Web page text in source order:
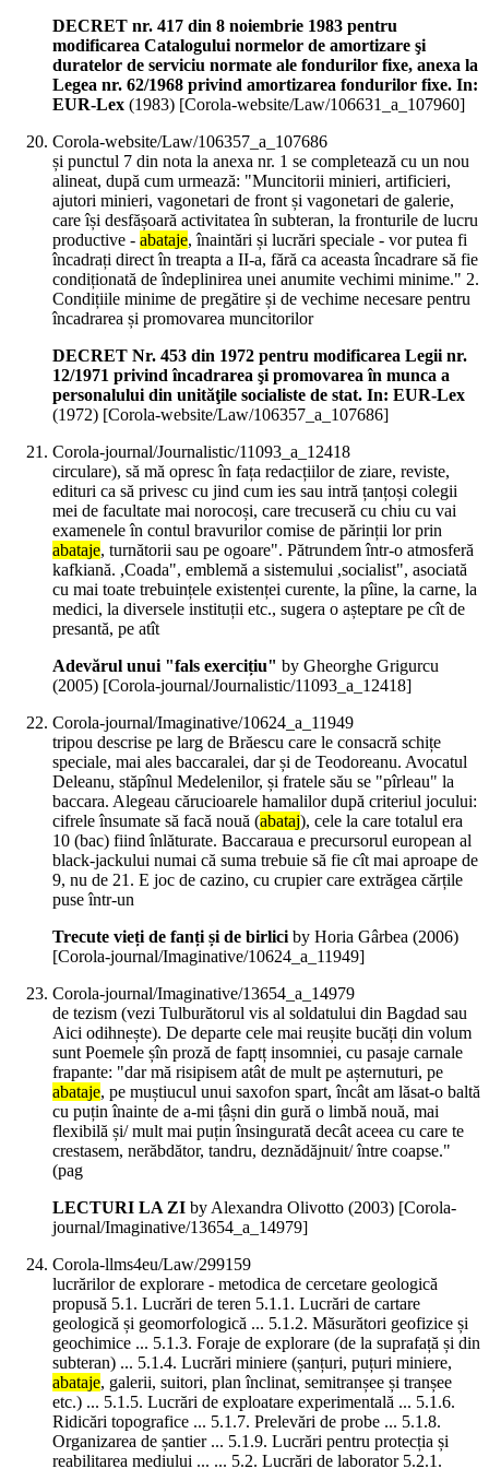
DECRET nr. 417 din 8 noiembrie 1983 pentru
modificarea Catalogului normelor de amortizare şi
duratelor de serviciu normate ale fondurilor fixe, anexa la
Legea nr. 62/1968 privind amortizarea fondurilor fixe. In:
EUR-Lex (1983) [Corola-website/Law/106631_a_107960]
Corola-website/Law/106357_a_107686
și punctul 7 din nota la anexa nr. 1 se completează cu un nou
alineat, după cum urmează: "Muncitorii minieri, artificieri,
ajutori minieri, vagonetari de front și vagonetari de galerie,
care își desfășoară activitatea în subteran, la fronturile de lucru
productive - abataje, înaintări și lucrări speciale - vor putea fi
încadrați direct în treapta a II-a, fără ca aceasta încadrare să fie
condiționată de îndeplinirea unei anumite vechimi minime." 2.
Condițiile minime de pregătire și de vechime necesare pentru
încadrarea și promovarea muncitorilor
DECRET Nr. 453 din 1972 pentru modificarea Legii nr.
12/1971 privind încadrarea şi promovarea în munca a
personalului din unităţile socialiste de stat. In: EUR-Lex
(1972) [Corola-website/Law/106357_a_107686]
Corola-journal/Journalistic/11093_a_12418
circulare), să mă opresc în fața redacțiilor de ziare, reviste,
edituri ca să privesc cu jind cum ies sau intră țanțoși colegii
mei de facultate mai norocoși, care trecuseră cu chiu cu vai
examenele în contul bravurilor comise de părinții lor prin
abataje, turnătorii sau pe ogoare". Pătrundem într-o atmosferă
kafkiană. ,Coada", emblemă a sistemului ,socialist", asociată
cu mai toate trebuințele existenței curente, la pîine, la carne, la
medici, la diversele instituții etc., sugera o așteptare pe cît de
presantă, pe atît
Adevărul unui "fals exercițiu" by Gheorghe Grigurcu
(2005) [Corola-journal/Journalistic/11093_a_12418]
Corola-journal/Imaginative/10624_a_11949
tripou descrise pe larg de Brăescu care le consacră schițe
speciale, mai ales baccaralei, dar și de Teodoreanu. Avocatul
Deleanu, stăpînul Medelenilor, și fratele său se "pîrleau" la
baccara. Alegeau cărucioarele hamalilor după criteriul jocului:
cifrele însumate să facă nouă (abataj), cele la care totalul era
10 (bac) fiind înlăturate. Baccaraua e precursorul european al
black-jackului numai că suma trebuie să fie cît mai aproape de
9, nu de 21. E joc de cazino, cu crupier care extrăgea cărțile
puse într-un
Trecute vieți de fanți și de birliciby Horia Gârbea (2006)
[Corola-journal/Imaginative/10624_a_11949]
Corola-journal/Imaginative/13654_a_14979
de tezism (vezi Tulburătorul vis al soldatului din Bagdad sau
Aici odihnește). De departe cele mai reușite bucăți din volum
sunt Poemele șîn proză de faptț insomniei, cu pasaje carnale
frapante: "dar mă risipisem atât de mult pe așternuturi, pe
abataje, pe muștiucul unui saxofon spart, încât am lăsat-o baltă
cu puțin înainte de a-mi țâșni din gură o limbă nouă, mai
flexibilă și/ mult mai puțin însingurată decât aceea cu care te
crestasem, nerăbdător, tandru, deznădăjnuit/ între coapse."
(pag
LECTURI LA ZI by Alexandra Olivotto (2003) [Corola-
journal/Imaginative/13654_a_14979]
Corola-llms4eu/Law/299159
lucrărilor de explorare - metodica de cercetare geologică
propusă 5.1. Lucrări de teren 5.1.1. Lucrări de cartare
geologică și geomorfologică ... 5.1.2. Măsurători geofizice și
geochimice ... 5.1.3. Foraje de explorare (de la suprafață și din
subteran) ... 5.1.4. Lucrări miniere (șanțuri, puțuri miniere,
abataje, galerii, suitori, plan înclinat, semitranșee și tranșee
etc.) ... 5.1.5. Lucrări de exploatare experimentală ... 5.1.6.
Ridicări topografice ... 5.1.7. Prelevări de probe ... 5.1.8.
Organizarea de șantier ... 5.1.9. Lucrări pentru protecția și
reabilitarea mediului ... ... 5.2. Lucrări de laborator 5.2.1.